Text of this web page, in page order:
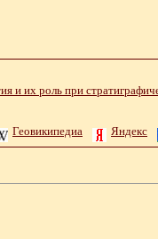
и их роль при
Геовикипедиа Яндекс